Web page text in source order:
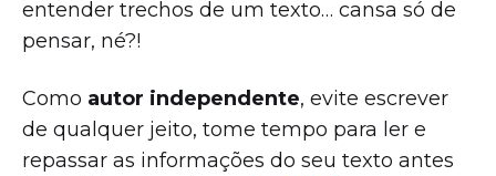
entender trechos de um texto… cansa só de
pensar, né?!
Como autor independente, evite escrever
de qualquer jeito, tome tempo para ler e
repassar as informações do seu texto antes